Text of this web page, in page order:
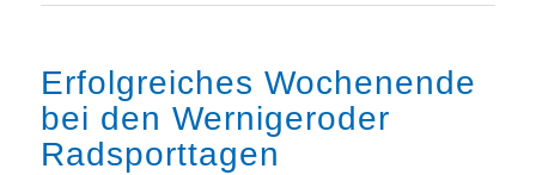
Erfolgreiches Wochenende
bei den Wernigeroder
Radsporttagen